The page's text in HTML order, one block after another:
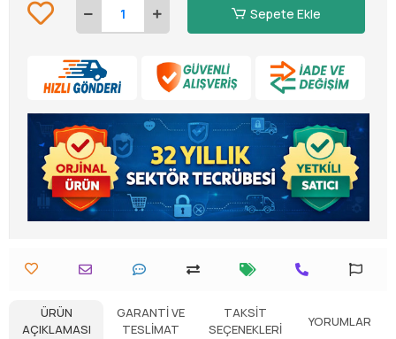
Sepete Ekle
ÜRÜN
AÇIKLAMASI
GARANTI VE
TESLIMAT
TAKSIT
SEÇENEKLERI
YORUMLAR